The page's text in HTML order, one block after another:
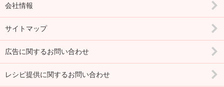
会社情報
サイトマップ
広告に関するお問い合わせ
レシピ提供に関するお問い合わせ